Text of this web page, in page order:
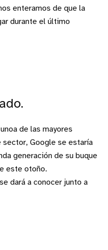
enteramos de que la
durante el último
de las mayores
Google se estaría
generación de su buque
este otoño.
dará a conocer junto a